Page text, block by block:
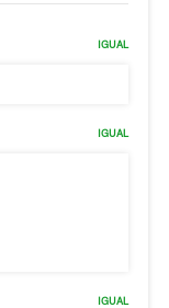
IGUAL
IGUAL
IGUAL